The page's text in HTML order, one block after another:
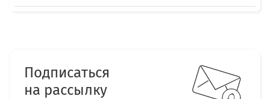
Подписаться
на рассылку